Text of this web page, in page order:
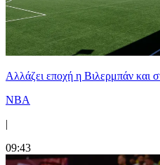
Aλλάζει εποχή η Βιλερμπάν και
NBA
|
09:43